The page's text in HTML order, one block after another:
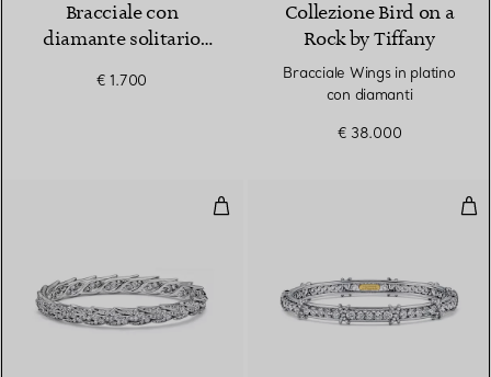
Bracciale con
diamante solitario
€ 1.700
Collezione Bird on a
Rock by Tiffany
Bracciale Wings in platino
con diamanti
€ 38.000
Bracciale Wings in platino con